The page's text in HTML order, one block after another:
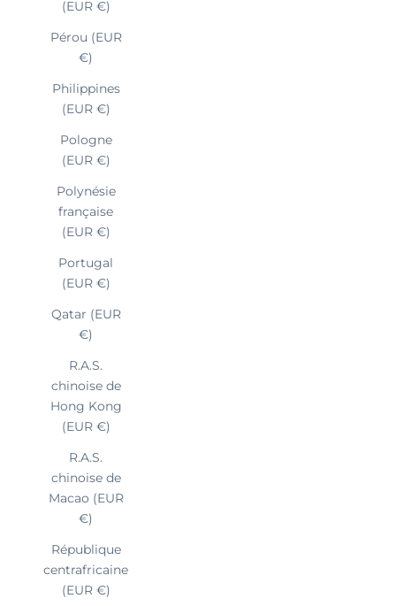
(EUR €)
Pérou (EUR
€)
Philippines
(EUR €)
Pologne
(EUR €)
Polynésie
française
(EUR €)
Portugal
(EUR €)
Qatar (EUR
€)
R.A.S.
chinoise de
Hong Kong
(EUR €)
R.A.S.
chinoise de
Macao (EUR
€)
République
centrafricaine
(EUR €)